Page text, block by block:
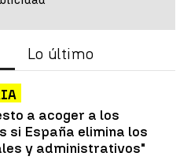
Lo último
a acoger a los
si España elimina los
y administrativos"